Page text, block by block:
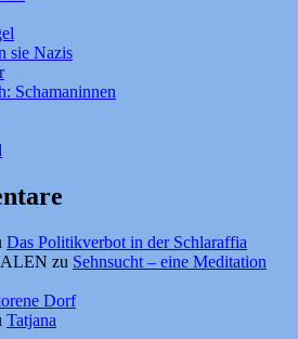
sie Nazis
Schamaninnen
Das Politikverbot in der Schlaraffia
zu Sehnsucht – eine Meditation
Dorf
Tatjana